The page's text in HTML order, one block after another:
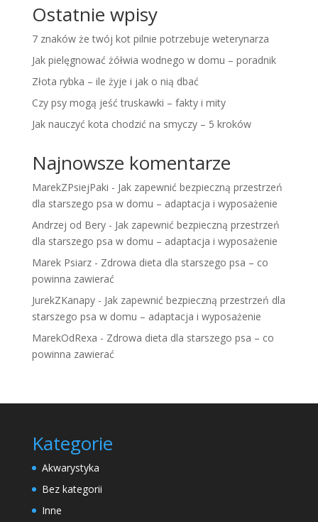
Ostatnie wpisy
7 znaków że twój kot pilnie potrzebuje weterynarza
Jak pielęgnować żółwia wodnego w domu – poradnik
Złota rybka – ile żyje i jak o nią dbać
Czy psy mogą jeść truskawki – fakty i mity
Jak nauczyć kota chodzić na smyczy – 5 kroków
Najnowsze komentarze
MarekZPsiejPaki - Jak zapewnić bezpieczną przestrzeń
dla starszego psa w domu – adaptacja i wyposażenie
Andrzej od Bery- Jak zapewnić bezpieczną przestrzeń
dla starszego psa w domu – adaptacja i wyposażenie
Marek Psiarz- Zdrowa dieta dla starszego psa – co
powinna zawierać
JurekZKanapy- Jak zapewnić bezpieczną przestrzeń dla
starszego psa w domu – adaptacja i wyposażenie
MarekOdRexa - Zdrowa dieta dla starszego psa – co
powinna zawierać
Kategorie
Akwarystyka
Bez kategorii
Inne